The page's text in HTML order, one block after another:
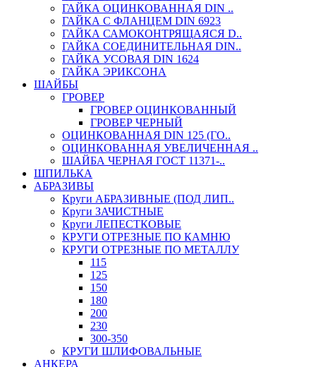
ГАЙКА ОЦИНКОВАННАЯ DIN ..
ГАЙКА С ФЛАНЦЕМ DIN 6923
ГАЙКА САМОКОНТРЯЩАЯСЯ D..
ГАЙКА СОЕДИНИТЕЛЬНАЯ DIN..
ГАЙКА УСОВАЯ DIN 1624
ГАЙКА ЭРИКСОНА
ШАЙБЫ
ГРОВЕР
ГРОВЕР ОЦИНКОВАННЫЙ
ГРОВЕР ЧЕРНЫЙ
ОЦИНКОВАННАЯ DIN 125 (ГО..
ОЦИНКОВАННАЯ УВЕЛИЧЕННАЯ ..
ШАЙБА ЧЕРНАЯ ГОСТ 11371-..
ШПИЛЬКА
АБРАЗИВЫ
Круги АБРАЗИВНЫЕ (ПОД ЛИП..
Круги ЗАЧИСТНЫЕ
Круги ЛЕПЕСТКОВЫЕ
КРУГИ ОТРЕЗНЫЕ ПО КАМНЮ
КРУГИ ОТРЕЗНЫЕ ПО МЕТАЛЛУ
115
125
150
180
200
230
300-350
КРУГИ ШЛИФОВАЛЬНЫЕ
АНКЕРА